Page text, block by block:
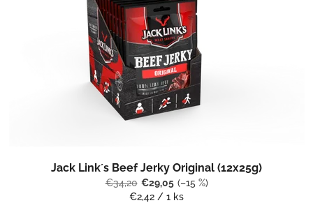
hodnotenie
produktu
je
Jack Link´s Beef Jerky Original (12x25g)
€34,20 €29,05 (–15 %)
Jednotková
€2,42 / 1 ks